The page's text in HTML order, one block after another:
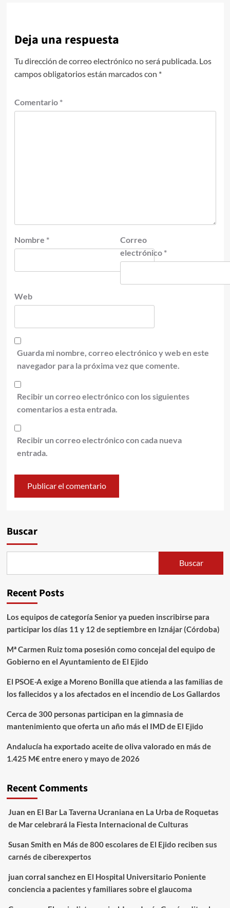
Deja una respuesta
Tu dirección de correo electrónico no será publicada. Los
campos obligatorios están marcados con *
Comentario *
Nombre *
Correo
electrónico *
Web
Guarda mi nombre, correo electrónico y web en este
navegador para la próxima vez que comente.
Recibir un correo electrónico con los siguientes
comentarios a esta entrada.
Recibir un correo electrónico con cada nueva
entrada.
Buscar
Buscar
Recent Posts
Los equipos de categoría Senior ya pueden inscribirse para
participar los días 11 y 12 de septiembre en Iznájar (Córdoba)
Mª Carmen Ruiz toma posesión como concejal del equipo de
Gobierno en el Ayuntamiento de El Ejido
El PSOE-A exige a Moreno Bonilla que atienda a las familias de
los fallecidos y a los afectados en el incendio de Los Gallardos
Cerca de 300 personas participan en la gimnasia de
mantenimiento que oferta un año más el IMD de El Ejido
Andalucía ha exportado aceite de oliva valorado en más de
1.425 M€ entre enero y mayo de 2026
Recent Comments
Juan en El Bar La Taverna Ucraniana en La Urba de Roquetas
de Mar celebrará la Fiesta Internacional de Culturas
Susan Smith en Más de 800 escolares de El Ejido reciben sus
carnés de ciberexpertos
juan corral sanchezen El Hospital Universitario Poniente
conciencia a pacientes y familiares sobre el glaucoma